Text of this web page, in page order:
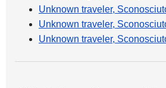
Unknown traveler,
Unknown traveler,
Unknown traveler,